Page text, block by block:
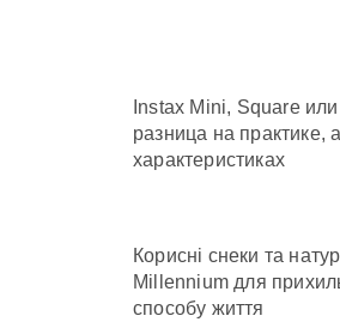
Instax Mini, Square
разница на практике,
характеристиках
Корисні снеки та
Millennium для
способу життя